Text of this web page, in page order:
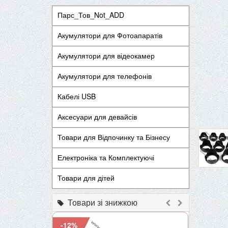
Парс_Тов_Not_ADD
Акумулятори для Фотоапаратів
Акумулятори для відеокамер
Акумулятори для телефонів
Кабелі USB
Аксесуари для девайсів
Товари для Відпочинку та Бізнесу
Електроніка та Комплектуючі
Товари для дітей
Товари зі знижкою
-12% -9%